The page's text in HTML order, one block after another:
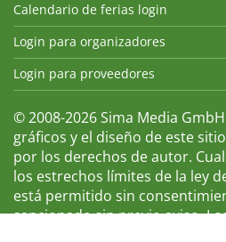
Calendario de ferias login
Login para organizadores
Login para proveedores
© 2008-2026 Sima Media
gráficos y el diseño de este
por los derechos de autor.
los estrechos límites de la ley
está permitido sin
sancionado sin previo aviso.